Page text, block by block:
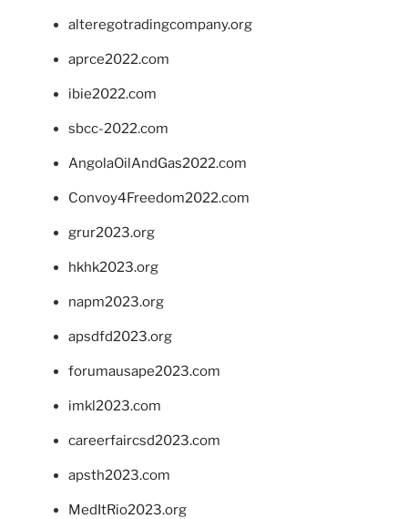
alteregotradingcompany.org
aprce2022.com
ibie2022.com
sbcc-2022.com
AngolaOilAndGas2022.com
Convoy4Freedom2022.com
grur2023.org
hkhk2023.org
napm2023.org
apsdfd2023.org
forumausape2023.com
imkl2023.com
careerfaircsd2023.com
apsth2023.com
MedItRio2023.org